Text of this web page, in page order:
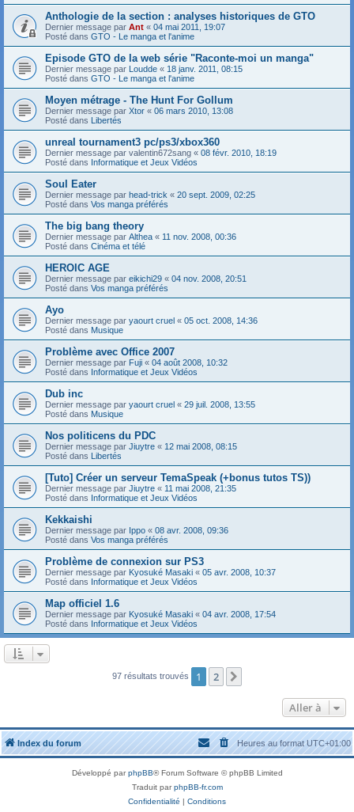
Anthologie de la section : analyses historiques de GTO
Dernier message par Ant « 04 mai 2011, 19:07
Posté dans GTO - Le manga et l'anime
Episode GTO de la web série "Raconte-moi un manga"
Dernier message par Loudde « 18 janv. 2011, 08:15
Posté dans GTO - Le manga et l'anime
Moyen métrage - The Hunt For Gollum
Dernier message par Xtor « 06 mars 2010, 13:08
Posté dans Libertés
unreal tournament3 pc/ps3/xbox360
Dernier message par valentin672sang « 08 févr. 2010, 18:19
Posté dans Informatique et Jeux Vidéos
Soul Eater
Dernier message par head-trick « 20 sept. 2009, 02:25
Posté dans Vos manga préférés
The big bang theory
Dernier message par Althea « 11 nov. 2008, 00:36
Posté dans Cinéma et télé
HEROIC AGE
Dernier message par eikichi29 « 04 nov. 2008, 20:51
Posté dans Vos manga préférés
Ayo
Dernier message par yaourt cruel « 05 oct. 2008, 14:36
Posté dans Musique
Problème avec Office 2007
Dernier message par Fuji « 04 août 2008, 10:32
Posté dans Informatique et Jeux Vidéos
Dub inc
Dernier message par yaourt cruel « 29 juil. 2008, 13:55
Posté dans Musique
Nos politicens du PDC
Dernier message par Jiuytre « 12 mai 2008, 08:15
Posté dans Libertés
[Tuto] Créer un serveur TemaSpeak (+bonus tutos TS))
Dernier message par Jiuytre « 11 mai 2008, 21:35
Posté dans Informatique et Jeux Vidéos
Kekkaishi
Dernier message par Ippo « 08 avr. 2008, 09:36
Posté dans Vos manga préférés
Problème de connexion sur PS3
Dernier message par Kyosuké Masaki « 05 avr. 2008, 10:37
Posté dans Informatique et Jeux Vidéos
Map officiel 1.6
Dernier message par Kyosuké Masaki « 04 avr. 2008, 17:54
Posté dans Informatique et Jeux Vidéos
97 résultats trouvés 1 2
Aller à
Index du forum Heures au formatUTC+01:00
Développé parphpBB® Forum Software © phpBB Limited
Traduit parphpBB-fr.com
Confidentialité | Conditions